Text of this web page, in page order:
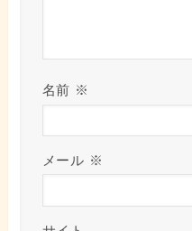
名前 ※
メール ※